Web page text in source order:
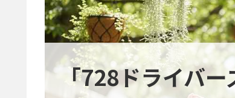
「728ドライバ